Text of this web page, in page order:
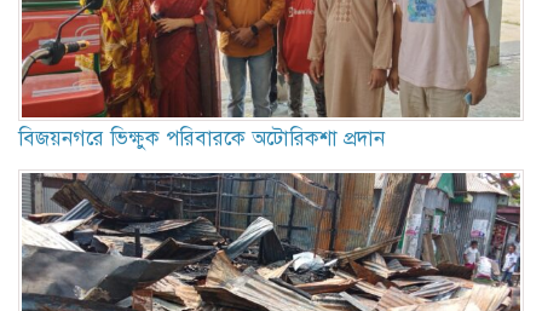
বিজয়নগরে ভিক্ষুক পরিবারকে অটোরিকশা প্রদান